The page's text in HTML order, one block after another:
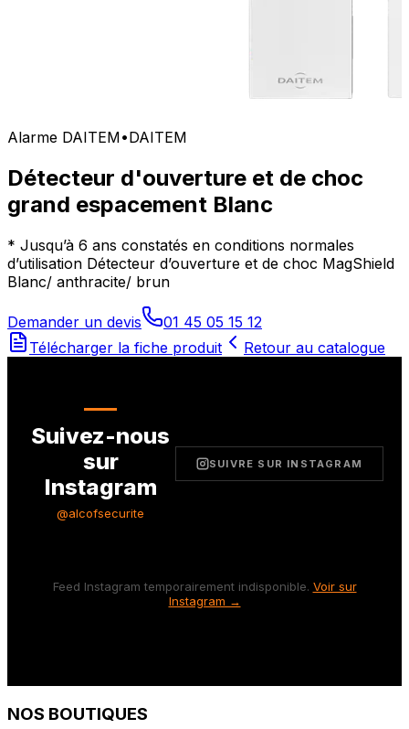
Alarme DAITEM•DAITEM
Détecteur d'ouverture et de choc
grand espacement Blanc
* Jusqu’à 6 ans constatés en conditions normales
d’utilisation Détecteur d’ouverture et de choc MagShield
Blanc/ anthracite/ brun
Demander un devis
01 45 05 15 12
Télécharger la fiche produit
Retour au catalogue
Suivez-nous
sur
Instagram
@alcofsecurite
SUIVRE SUR INSTAGRAM
Feed Instagram temporairement indisponible. Voir sur
Instagram →
NOS BOUTIQUES